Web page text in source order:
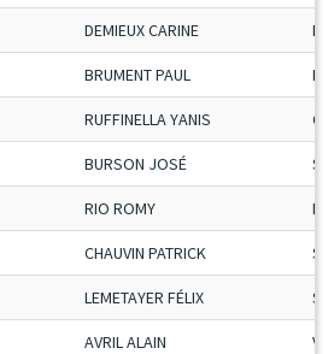
DEMIEUX CARINE
BRUMENT PAUL
RUFFINELLA YANIS
BURSON JOSÉ
RIO ROMY
CHAUVIN PATRICK
LEMETAYER FÉLIX
AVRIL ALAIN